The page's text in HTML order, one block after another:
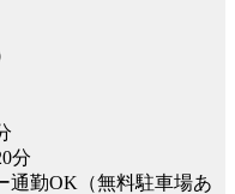
分
勤OK（無料駐車場あ